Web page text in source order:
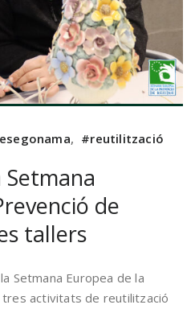
, #reutilització
Setmana
de
tallers
Setmana Europea de la
activitats de reutilització